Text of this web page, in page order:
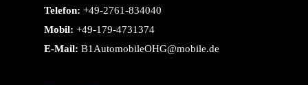
Telefon: +49-2761-834040
Mobil: +49-179-4731374
E-Mail: B1AutomobileOHG@mobile.de